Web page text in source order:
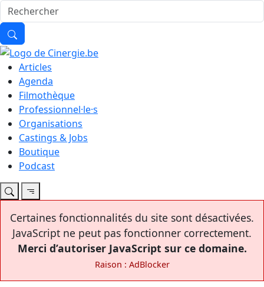
Articles
Agenda
Filmothèque
Professionnel·le·s
Organisations
Castings & Jobs
Boutique
Podcast
Certaines fonctionnalités du site sont désactivées.
JavaScript ne peut pas fonctionner correctement.
Merci d’autoriser JavaScript sur ce domaine.
Raison : AdBlocker